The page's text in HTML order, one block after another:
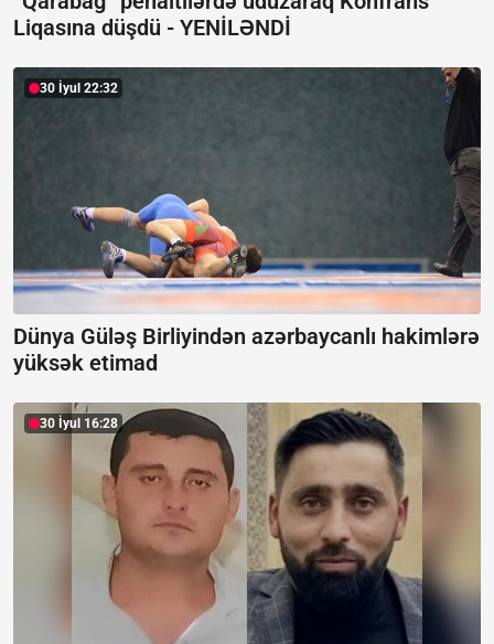
Liqasına düşdü - YENİLƏNDİ
30 İyul 22:32
Dünya Güləş Birliyindən azərbaycanlı hakimlərə
yüksək etimad
30 İyul 16:28